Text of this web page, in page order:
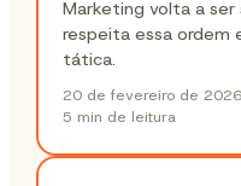
Marketing volta a
respeita essa ordem
tática.
20 de fevereiro de 2026
5 min de leitura